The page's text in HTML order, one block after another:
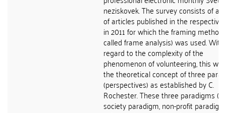
neziskovek. The survey consists of
of articles published in the
in 2011 for which the framing method
called frame analysis) was used. With
regard to the complexity of the
phenomenon of volunteering, this
the theoretical concept of three
(perspectives) as established by C.
Rochester. These three paradigms
society paradigm, non-profit paradigm,